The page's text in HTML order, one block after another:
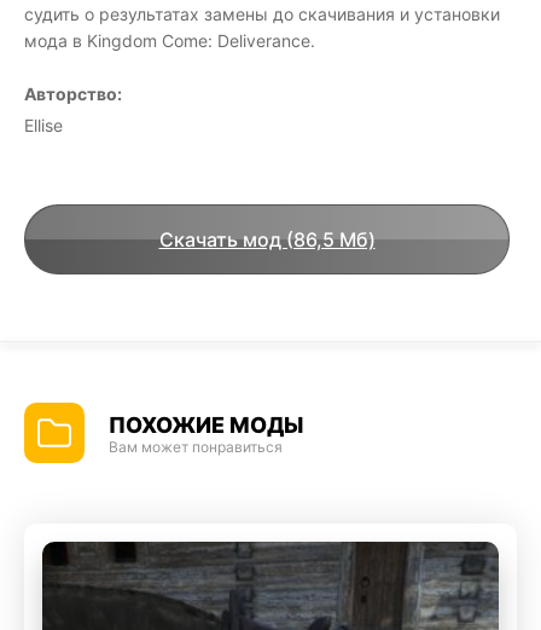
судить о результатах замены до скачивания и установки
мода в Kingdom Come: Deliverance.
Авторство:
Ellise
Скачать мод (86,5 Мб)
ПОХОЖИЕ МОДЫ
Вам может понравиться